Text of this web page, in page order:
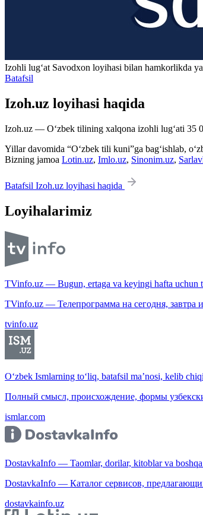
Izohli lugʻat Savodxon loyihasi bilan hamkorlikda
Batafsil
Izoh.uz loyihasi haqida
Izoh.uz — O‘zbek tilining xalqona izohli lug‘ati 35
Yillar davomida “O‘zbek tili kuni”ga bag‘ishlab,
Bizning jamoa Lotin.uz, Imlo.uz, Sinonim.uz,
Batafsil Izoh.uz loyihasi haqida
Loyihalarimiz
TVinfo.uz — Bugun, ertaga va keyingi hafta uchun
TVinfo.uz — Телепрограмма на сегодня,
tvinfo.uz
O‘zbek Ismlarning to‘liq, batafsil ma’nosi, kelib
Полный смысл, происхождение, формы
ismlar.com
DostavkaInfo — Taomlar, dorilar, kitoblar va
DostavkaInfo — Каталог сервисов,
dostavkainfo.uz